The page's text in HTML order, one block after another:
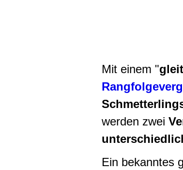
Mit einem "
werden zwei
Ein bekanntes